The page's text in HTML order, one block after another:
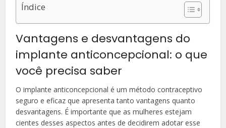
Índice
Vantagens e desvantagens do
implante anticoncepcional: o que
você precisa saber
O implante anticoncepcional é um método contraceptivo
seguro e eficaz que apresenta tanto vantagens quanto
desvantagens. É importante que as mulheres estejam
cientes desses aspectos antes de decidirem adotar esse